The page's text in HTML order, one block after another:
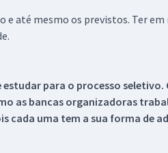
até mesmo os previstos. Ter
para o processo
as bancas organizadoras
uma tem a sua forma de